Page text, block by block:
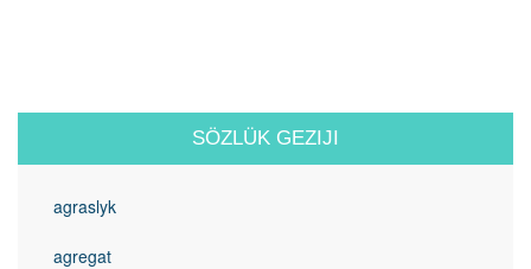
SÖZLÜK GEZIJI
agraslyk
agregat